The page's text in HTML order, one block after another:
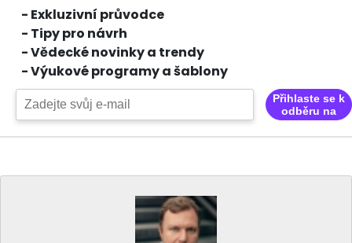
- Exkluzivní průvodce
- Tipy pro návrh
- Vědecké novinky a trendy
- Výukové programy a šablony
Přihlaste se k
odběru na